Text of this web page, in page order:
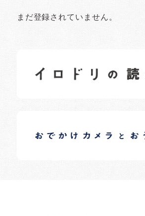
まだ登録されていません。
日常の様子など随時更新中です。
日常の様子など随時更新中です。